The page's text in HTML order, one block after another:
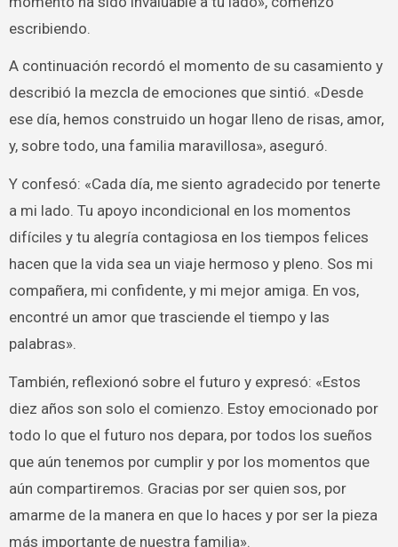
escribiendo.
A continuación recordó el momento de su casamiento y
describió la mezcla de emociones que sintió. «Desde
ese día, hemos construido un hogar lleno de risas, amor,
y, sobre todo, una familia maravillosa», aseguró.
Y confesó: «Cada día, me siento agradecido por tenerte
a mi lado. Tu apoyo incondicional en los momentos
difíciles y tu alegría contagiosa en los tiempos felices
hacen que la vida sea un viaje hermoso y pleno. Sos mi
compañera, mi confidente, y mi mejor amiga. En vos,
encontré un amor que trasciende el tiempo y las
palabras».
También, reflexionó sobre el futuro y expresó: «Estos
diez años son solo el comienzo. Estoy emocionado por
todo lo que el futuro nos depara, por todos los sueños
que aún tenemos por cumplir y por los momentos que
aún compartiremos. Gracias por ser quien sos, por
amarme de la manera en que lo haces y por ser la pieza
más importante de nuestra familia».